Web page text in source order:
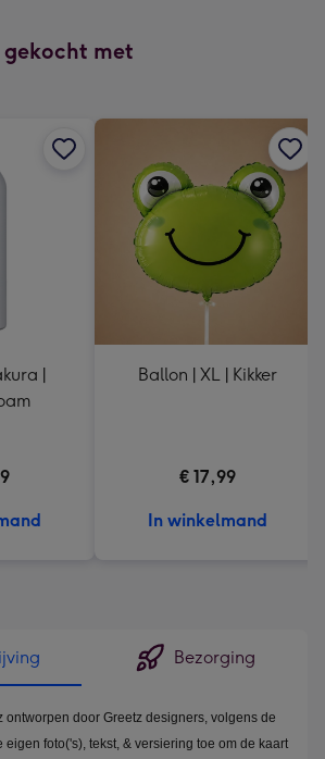
met
|
Ballon | XL | Kikker
€ 17,99
In winkelmand
Bezorging
ontworpen door Greetz designers, volgens de
eigen foto('s), tekst, & versiering toe om de kaart